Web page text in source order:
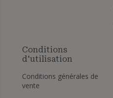
Conditions
d'utilisation
Conditions générales de
vente